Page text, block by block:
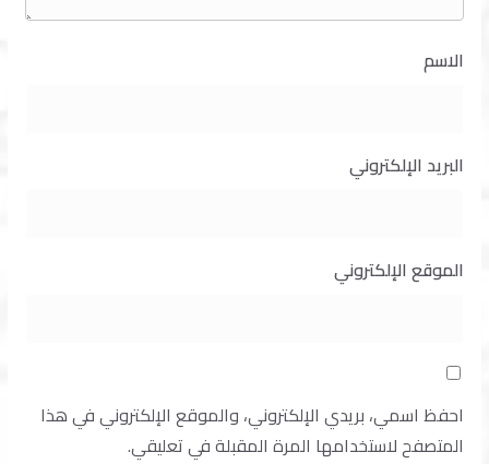
الاسم
البريد الإلكتروني
الموقع الإلكتروني
احفظ اسمي، بريدي الإلكتروني، والموقع الإلكتروني في هذا
المتصفح لاستخدامها المرة المقبلة في تعليقي.